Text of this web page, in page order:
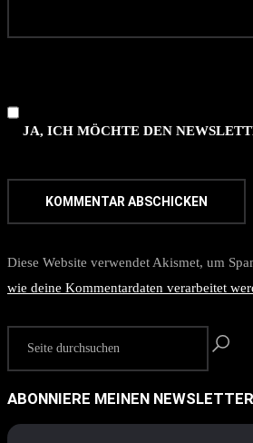
JA, ICH MÖCHTE DEN
Diese Website verwendet Akismet, um
wie deine Kommentardaten verarbeitet
ABONNIERE MEINEN NEWSLETTER